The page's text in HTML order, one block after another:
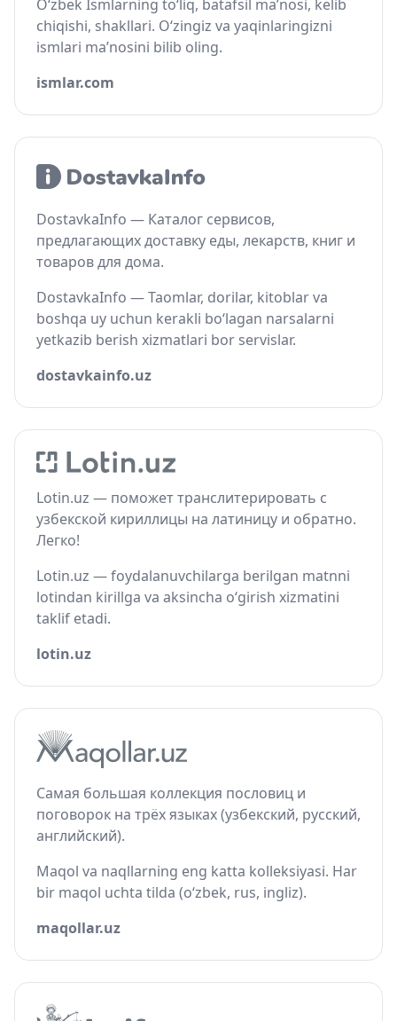
O‘zbek Ismlarning to‘liq, batafsil ma’nosi, kelib
chiqishi, shakllari. O‘zingiz va yaqinlaringizni
ismlari ma’nosini bilib oling.
ismlar.com
DostavkaInfo — Каталог сервисов,
предлагающих доставку еды, лекарств, книг и
товаров для дома.
DostavkaInfo — Taomlar, dorilar, kitoblar va
boshqa uy uchun kerakli bo‘lagan narsalarni
yetkazib berish xizmatlari bor servislar.
dostavkainfo.uz
Lotin.uz — поможет транслитерировать с
узбекской кириллицы на латиницу и обратно.
Легко!
Lotin.uz — foydalanuvchilarga berilgan matnni
lotindan kirillga va aksincha o‘girish xizmatini
taklif etadi.
lotin.uz
Самая большая коллекция пословиц и
поговорок на трёх языках (узбекский, русский,
английский).
Maqol va naqllarning eng katta kolleksiyasi. Har
bir maqol uchta tilda (o‘zbek, rus, ingliz).
maqollar.uz